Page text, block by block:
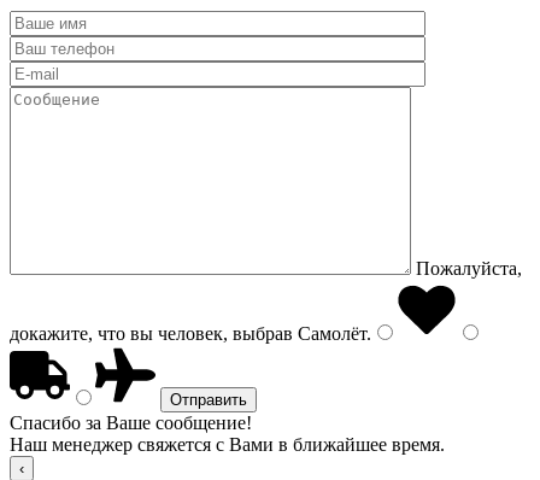
Пожалуйста,
докажите, что вы человек, выбрав Самолёт.
Спасибо за Ваше сообщение!
Наш менеджер свяжется с Вами в ближайшее время.